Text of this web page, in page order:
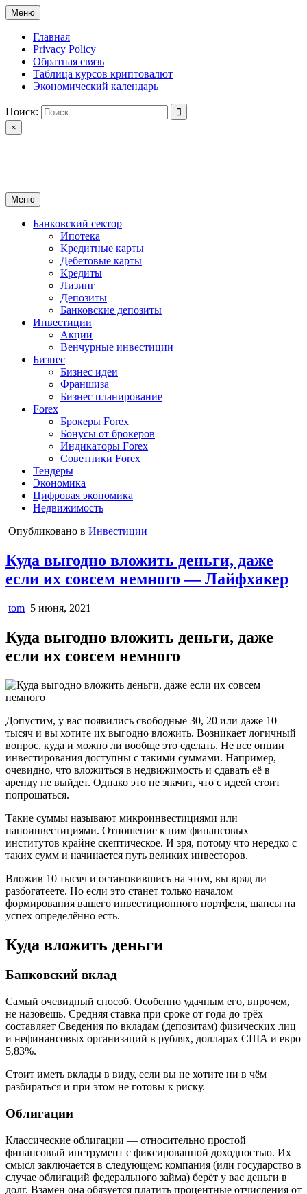
Перейти
к
содержимому
Меню
Главная
Privacy Policy
Обратная связь
Таблица курсов криптовалют
Экономический календарь
Поиск:
×
Меню
Банковский сектор
Ипотека
Кредитные карты
Дебетовые карты
Кредиты
Лизинг
Депозиты
Банковские депозиты
Инвестиции
Акции
Венчурные инвестиции
Бизнес
Бизнес идеи
Франшиза
Бизнес планирование
Forex
Брокеры Forex
Бонусы от брокеров
Индикаторы Forex
Советники Forex
Тендеры
Экономика
Цифровая экономика
Недвижимость
Опубликовано в Инвестиции
Куда выгодно вложить деньги, даже
если их совсем немного — Лайфхакер
tom 5 июня, 2021
Куда выгодно вложить деньги, даже
если их совсем немного
Допустим, у вас появились свободные 30, 20 или даже 10
тысяч и вы хотите их выгодно вложить. Возникает логичный
вопрос, куда и можно ли вообще это сделать. Не все опции
инвестирования доступны с такими суммами. Например,
очевидно, что вложиться в недвижимость и сдавать её в
аренду не выйдет. Однако это не значит, что с идеей стоит
попрощаться.
Такие суммы называют микроинвестициями или
наноинвестициями. Отношение к ним финансовых
институтов крайне скептическое. И зря, потому что нередко с
таких сумм и начинается путь великих инвесторов.
Вложив 10 тысяч и остановившись на этом, вы вряд ли
разбогатеете. Но если это станет только началом
формирования вашего инвестиционного портфеля, шансы на
успех определённо есть.
Куда вложить деньги
Банковский вклад
Самый очевидный способ. Особенно удачным его, впрочем,
не назовёшь. Средняя ставка при сроке от года до трёх
составляет Сведения по вкладам (депозитам) физических лиц
и нефинансовых организаций в рублях, долларах США и евро
5,83%.
Стоит иметь вклады в виду, если вы не хотите ни в чём
разбираться и при этом не готовы к риску.
Облигации
Классические облигации — относительно простой
финансовый инструмент с фиксированной доходностью. Их
смысл заключается в следующем: компания (или государство в
случае облигаций федерального займа) берёт у вас деньги в
долг. Взамен она обязуется платить процентные отчисления от